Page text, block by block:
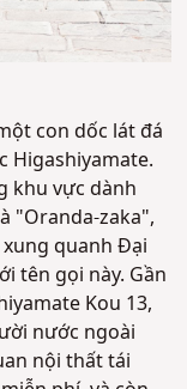
con dốc lát đá
Higashiyamate.
khu vực dành
"Oranda-zaka",
quanh Đại
tên gọi này. Gần
Kou 13,
nước ngoài
nội thất tái